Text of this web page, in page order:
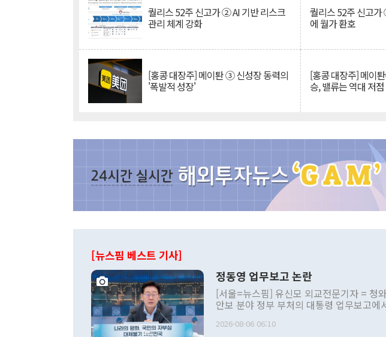
퀄리스 52주 신고가 ② AI 기반 리스크
관리 체계 강화
퀄리스 52주 신고
에 월가 환호
[홍콩 대장주] 메이퇀 ③ 신성장 동력의
'폭발적 성장'
[홍콩 대장주] 메이
승, 밸류는 역대 저점
[뉴스핌 베스트 기사]
정동영 업무보고 논란
[서울=뉴스핌] 유신모 외교전문기자 = 청
안보 분야 정부 부처의 대통령 업무보고
발언 중에는 정부 내 조율을 거치지 않은
2026-08-06 06:10